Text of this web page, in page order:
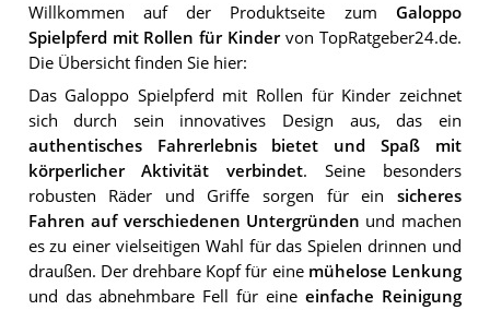
Willkommen auf der Produktseite zum Galoppo
Spielpferd mit Rollen für Kindervon TopRatgeber24.de.
Die Übersicht finden Sie hier:
Das Galoppo Spielpferd mit Rollen für Kinder zeichnet
sich durch sein innovatives Design aus, das ein
authentisches Fahrerlebnis bietet und Spaß mit
körperlicher Aktivität verbindet. Seine besonders
robusten Räder und Griffe sorgen für ein sicheres
Fahren auf verschiedenen Untergründen und machen
es zu einer vielseitigen Wahl für das Spielen drinnen und
draußen. Der drehbare Kopf für eine mühelose Lenkung
und das abnehmbare Fell für eine einfache Reinigung